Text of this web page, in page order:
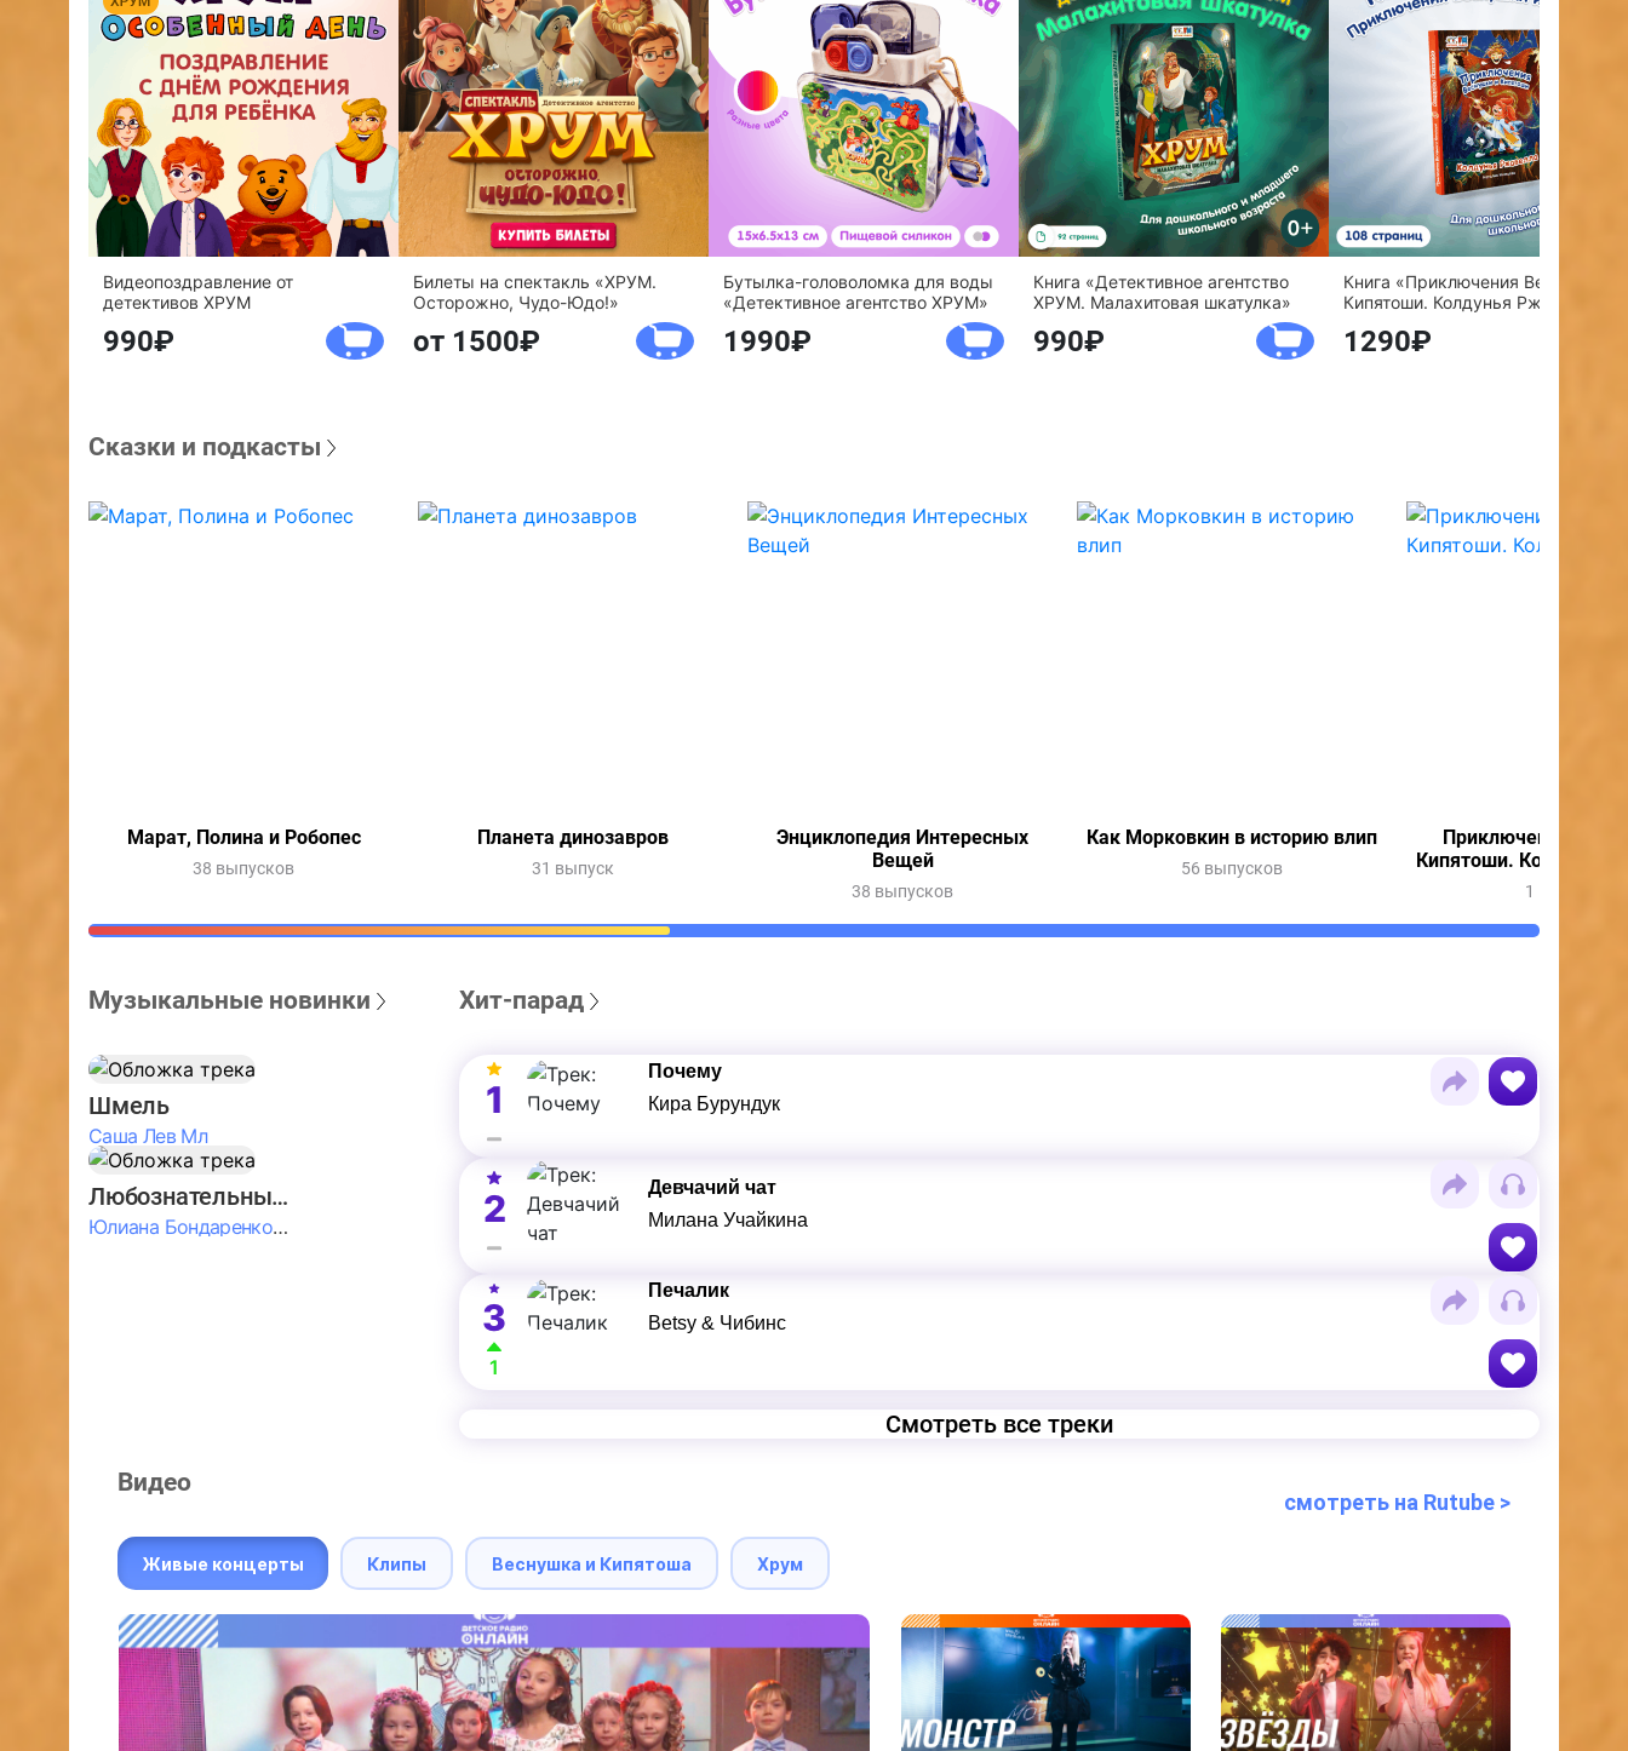
Видеопоздравление от
детективов ХРУМ
990
Билеты на спектакль «ХРУМ.
Осторожно, Чудо-Юдо!»
от 1500
Бутылка-головоломка для воды
«Детективное агентство ХРУМ»
1990
Книга «Детективное агентство
ХРУМ. Малахитовая шкатулка»
990
Книга «Приключения Веснушки и
Кипятоши. Колдунья Ржавелла»
1290
Сказки и подкасты
Марат, Полина и Робопес
38 выпусков
Планета динозавров
31 выпуск
Энциклопедия Интересных
Вещей
38 выпусков
Как Морковкин в историю влип
56 выпусков
Приключения
Кипятоши. Колдунья
1 выпуск
Музыкальные новинки
Шмель
Саша Лев Мл
Любознательные Дети
Юлиана Бондаренко & Амелия Колпакова & Егор Егоров & Валерия Шевченко & Ксюша Косичкина
Хит-парад
1
Почему
Кира Бурундук
2
Девчачий чат
Милана Учайкина
3
1
Печалик
Betsy & Чибинс
Смотреть все треки
Видео
смотреть на Rutube >
Живые концерты Клипы Веснушка и Кипятоша Хрум